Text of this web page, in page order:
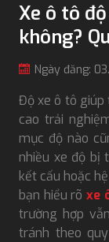
Xe ô tô
không?
Ngày đăng:
Độ xe ô tô giúp
cao trải
mục độ nào
nhiều xe độ bị
kết cấu hoặc
bạn hiểu rõ xe
trường hợp
tránh theo